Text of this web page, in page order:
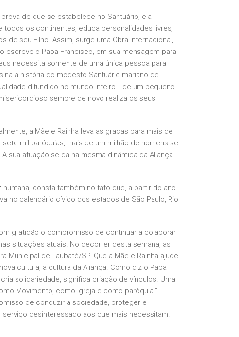
de que se estabelece no Santuário, ela
todos os continentes, educa personalidades livres,
seu Filho. Assim, surge uma Obra Internacional,
o Papa Francisco, em sua mensagem para
necessita somente de uma única pessoa para
a história do modesto Santuário mariano de
difundido no mundo inteiro… de um pequeno
sempre de novo realiza os seus
a Mãe e Rainha leva as graças para mais de
mil paróquias, mais de um milhão de homens se
sua atuação se dá na mesma dinâmica da Aliança
consta também no fato que, a partir do ano
no calendário cívico dos estados de São Paulo, Rio
gratidão o compromisso de continuar a colaborar
situações atuais. No decorrer desta semana, as
de Taubaté/SP. Que a Mãe e Rainha ajude
cultura, a cultura da Aliança. Como diz o Papa
solidariedade, significa criação de vínculos. Uma
Movimento, como Igreja e como paróquia.”
de conduzir a sociedade, proteger e
desinteressado aos que mais necessitam.